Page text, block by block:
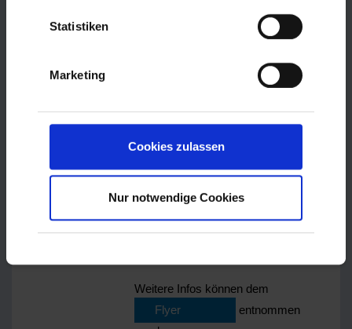
Statistiken
Marketing
Cookies zulassen
Nur notwendige Cookies
offene Geprächsrunde
Bewerbungscheck (Unterlagen
ausgedruckt mitbringen)
Üben von
Vorstellungsgesprächen ab
14:30 Uhr
Einstellungstests,
Weitere Infos können dem
Flyer
entnommen